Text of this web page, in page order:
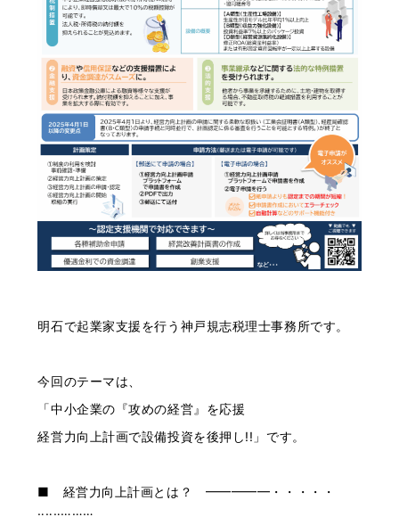
明石で起業家支援を行う神戸規志税理士事務所です。
今回のテーマは、
「中小企業の『攻めの経営』を応援
経営力向上計画で設備投資を後押し!!」です。
■ 経営力向上計画とは？ ━━━━━・・・・・
‥‥‥………